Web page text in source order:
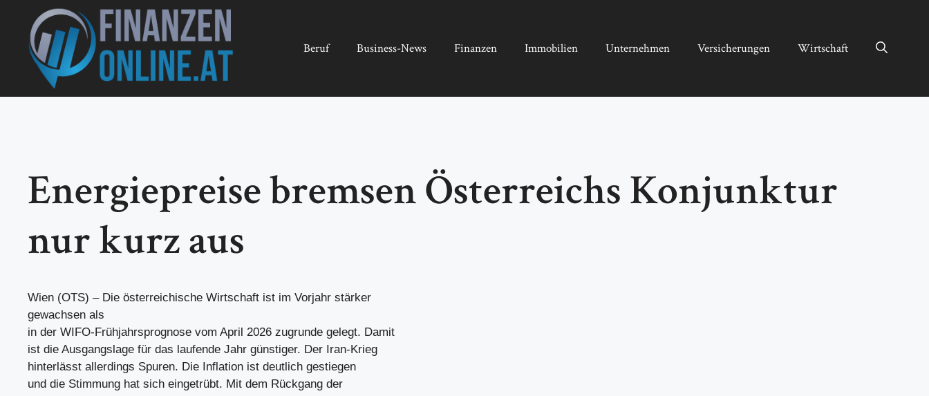
springen
Beruf Business-News Finanzen Immobilien Unternehmen Versicherungen Wirtschaft
Energiepreise bremsen Österreichs Konjunktur
nur kurz aus
Wien (OTS) – Die österreichische Wirtschaft ist im Vorjahr stärker
gewachsen als
in der WIFO-Frühjahrsprognose vom April 2026 zugrunde gelegt. Damit
ist die Ausgangslage für das laufende Jahr günstiger. Der Iran-Krieg
hinterlässt allerdings Spuren. Die Inflation ist deutlich gestiegen
und die Stimmung hat sich eingetrübt. Mit dem Rückgang der